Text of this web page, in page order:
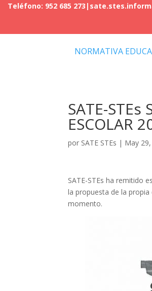
Teléfono: 952 685 273 |
NORMATIVA
SATE-STEs
ESCOLAR
por SATE STEs | May
SATE-STEs ha remitido
la propuesta de la
momento.